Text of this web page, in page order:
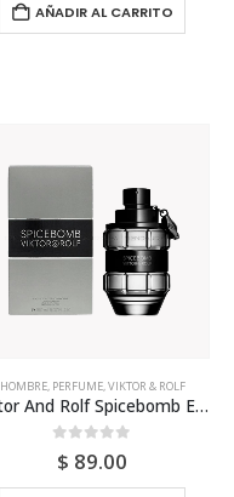
AÑADIR AL CARRITO
HOMBRE, PERFUME, VIKTOR & ROLF
Viktor And Rolf Spicebomb Edt 90ml Para Hombre
0out of 5
$ 89.00